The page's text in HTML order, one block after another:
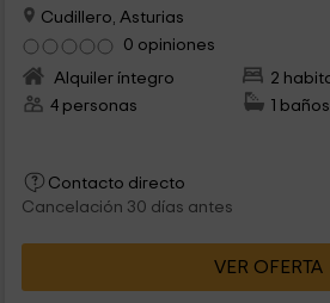
Cudillero, Asturias
0 opiniones
Alquiler íntegro
2
4 personas
1 baños
Contacto directo
Cancelación 30 días antes
VER OFERTA